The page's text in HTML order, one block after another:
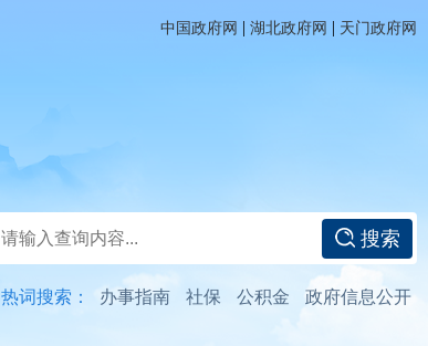
中国政府网 | 湖北政府网 | 天门政府网
搜索
热词搜索： 办事指南 社保 公积金 政府信息公开